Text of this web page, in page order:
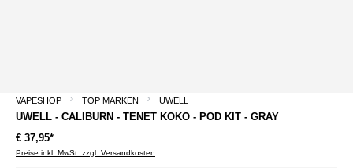
VAPESHOP TOP MARKEN UWELL
UWELL - CALIBURN - TENET KOKO - POD KIT - GRAY
€ 37,95*
Preise inkl. MwSt. zzgl. Versandkosten